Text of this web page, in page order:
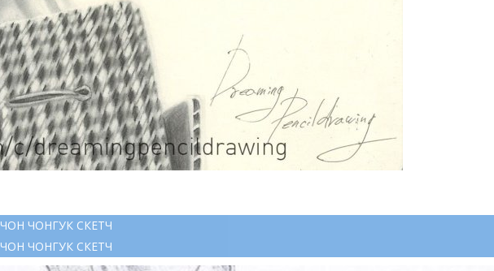
ЧОН ЧОНГУК СКЕТЧ
ЧОН ЧОНГУК СКЕТЧ